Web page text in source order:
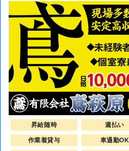
昇給随時 週払い
作業着貸与 車通勤OK